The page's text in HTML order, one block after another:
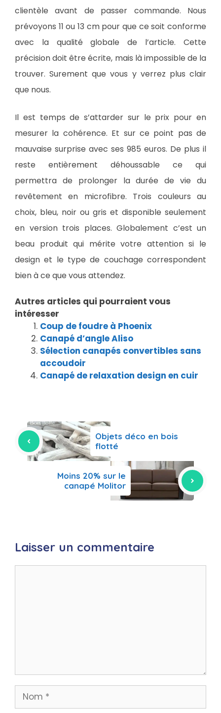
clientèle avant de passer commande. Nous
prévoyons 11 ou 13 cm pour que ce soit conforme
avec la qualité globale de l’article. Cette
précision doit être écrite, mais là impossible de la
trouver. Surement que vous y verrez plus clair
que nous.
Il est temps de s’attarder sur le prix pour en
mesurer la cohérence. Et sur ce point pas de
mauvaise surprise avec ses 985 euros. De plus il
reste entièrement déhoussable ce qui
permettra de prolonger la durée de vie du
revêtement en microfibre. Trois couleurs au
choix, bleu, noir ou gris et disponible seulement
en version trois places. Globalement c’est un
beau produit qui mérite votre attention si le
design et le type de couchage correspondent
bien à ce que vous attendez.
Autres articles qui pourraient vous
intéresser
Coup de foudre à Phoenix
Canapé d’angle Aliso
Sélection canapés convertibles sans
accoudoir
Canapé de relaxation design en cuir
Objets déco en bois
flotté
Moins 20% sur le
canapé Molitor
Laisser un commentaire
Nom